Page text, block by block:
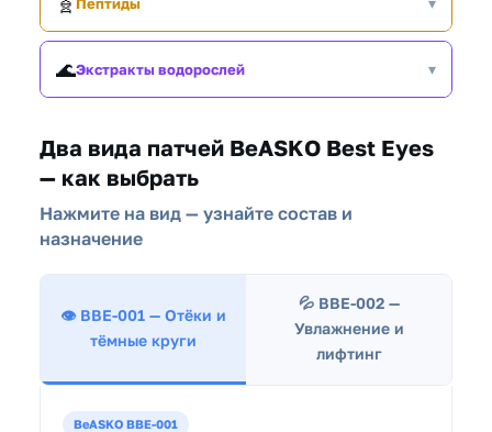
🌊Экстракты водорослей ▾
Два вида патчей BeASKO Best Eyes
— как выбрать
Нажмите на вид — узнайте состав и
назначение
👁️ BBE-001 — Отёки и
тёмные круги
💦 BBE-002 —
Увлажнение и
лифтинг
BeASKO BBE-001